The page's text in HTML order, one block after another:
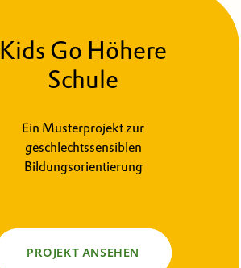
Kids Go Höhere
Schule
Ein Musterprojekt zur
geschlechtssensiblen
Bildungsorientierung
PROJEKT ANSEHEN